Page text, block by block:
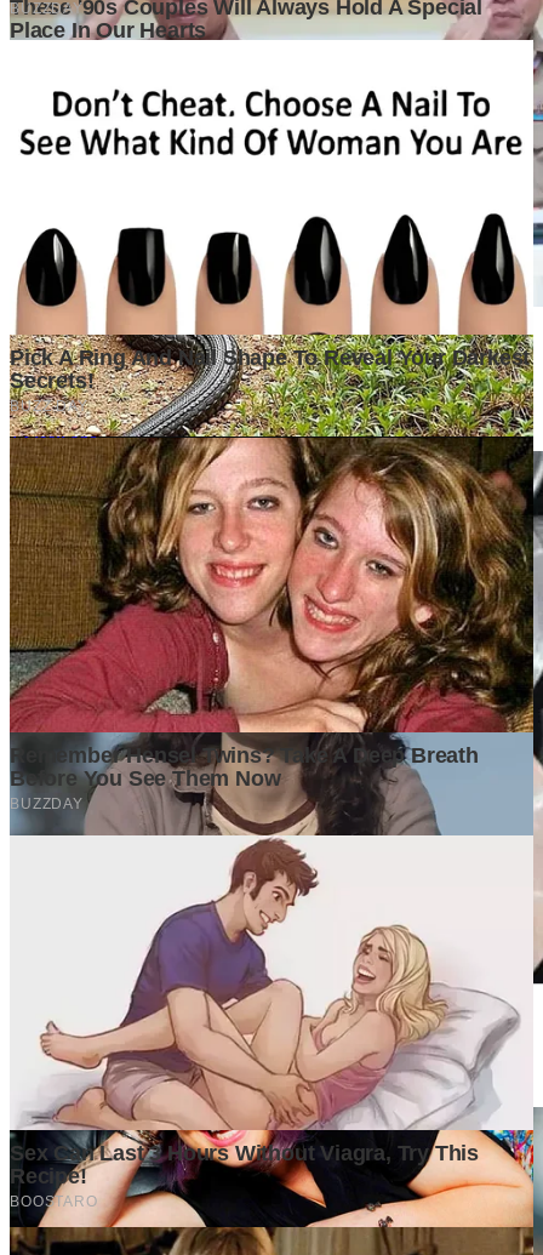
Surat Terbuka kepada Kakak Ketua Mabida dan Peserta
Musyawarah Daerah Luar Biasa Kwarda Pramuka DKI
Jakarta
1 week ago
Pentingnya Pipa Berlapis dan Valve Berkualitas untuk Sistem
Industri
2 weeks ago